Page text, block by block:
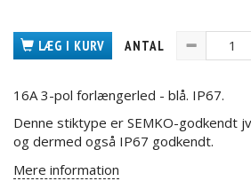
LÆG I KURV ANTAL
16A 3-pol forlængerled - blå. IP67.
Denne stiktype er SEMKO-godkendt
og dermed også IP67 godkendt.
Mere information